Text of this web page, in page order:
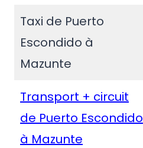
Taxi de Puerto
Escondido à
Mazunte
Transport + circuit
de Puerto Escondido
à Mazunte